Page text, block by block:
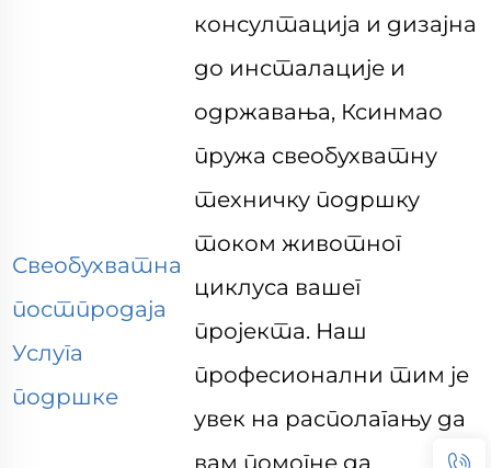
Свеобухватна
постпродаја
Услуга
подршке
консултација и дизајна
до инсталације и
одржавања, Ксинмао
пружа свеобухватну
техничку подршку
током животног
циклуса вашег
пројекта. Наш
професионални тим је
увек на располагању да
вам помогне да